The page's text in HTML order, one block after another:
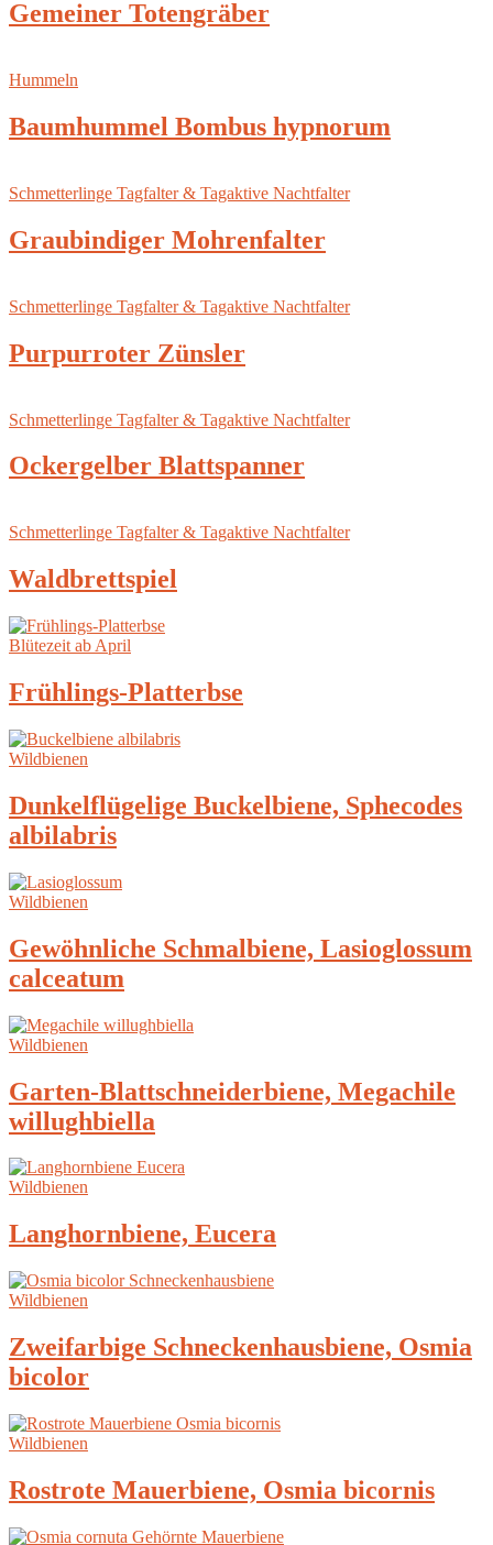
Gemeiner Totengräber
Hummeln
Baumhummel Bombus hypnorum
Schmetterlinge Tagfalter & Tagaktive Nachtfalter
Graubindiger Mohrenfalter
Schmetterlinge Tagfalter & Tagaktive Nachtfalter
Purpurroter Zünsler
Schmetterlinge Tagfalter & Tagaktive Nachtfalter
Ockergelber Blattspanner
Schmetterlinge Tagfalter & Tagaktive Nachtfalter
Waldbrettspiel
Blütezeit ab April
Frühlings-Platterbse
Wildbienen
Dunkelflügelige Buckelbiene, Sphecodes
albilabris
Wildbienen
Gewöhnliche Schmalbiene, Lasioglossum
calceatum
Wildbienen
Garten-Blattschneiderbiene, Megachile
willughbiella
Wildbienen
Langhornbiene, Eucera
Wildbienen
Zweifarbige Schneckenhausbiene, Osmia
bicolor
Wildbienen
Rostrote Mauerbiene, Osmia bicornis